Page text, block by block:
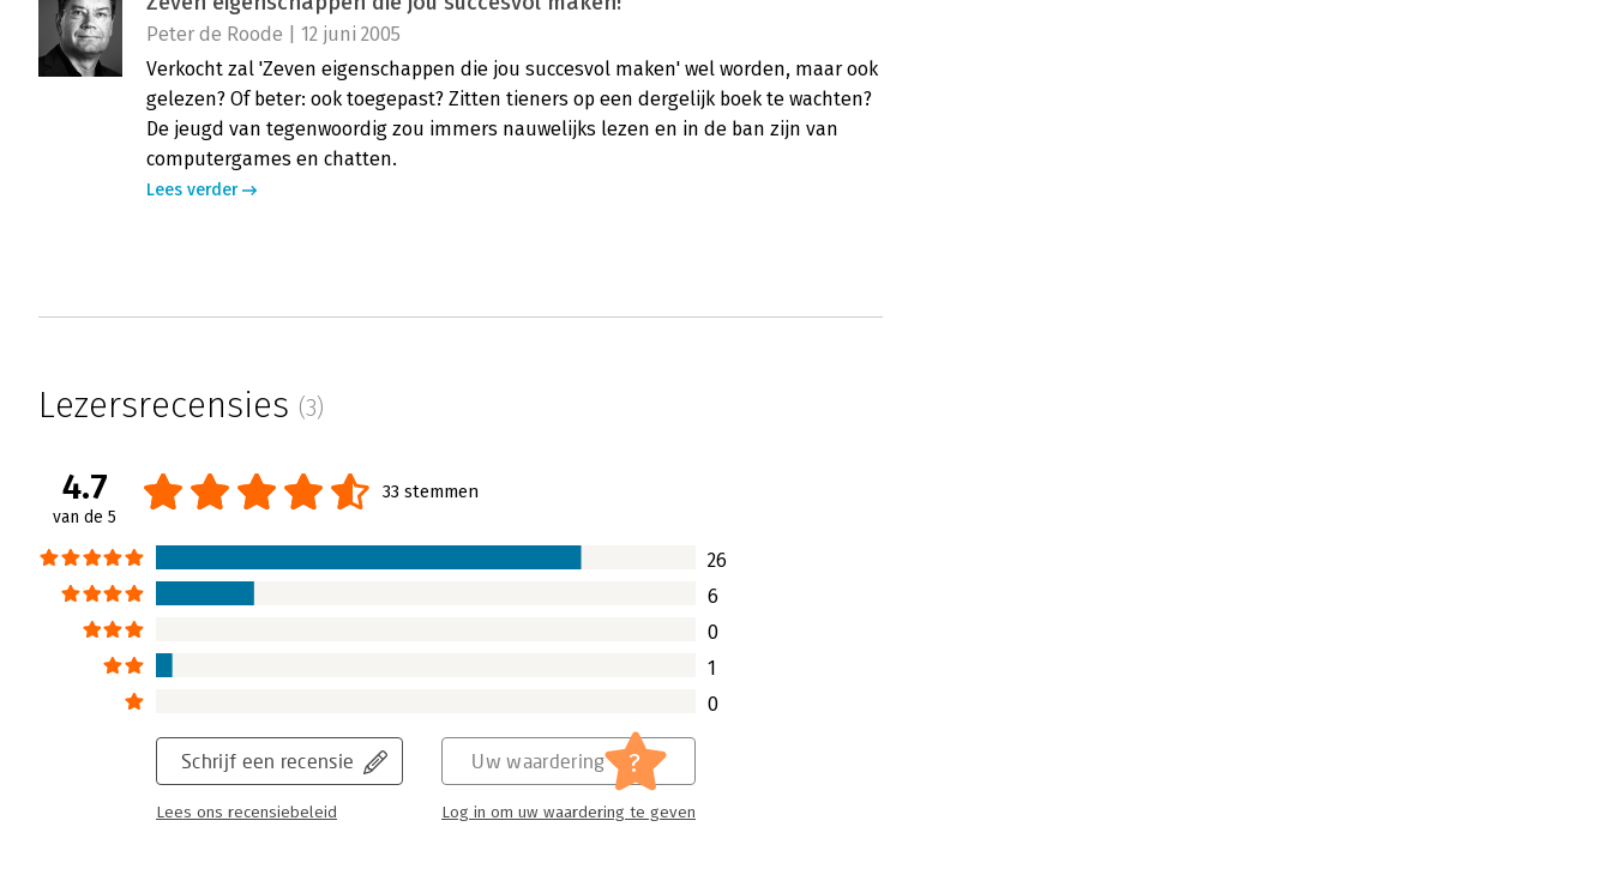
Peter de Roode | 12 juni 2005
Verkocht zal 'Zeven eigenschappen die jou succesvol maken' wel worden, maar ook
gelezen? Of beter: ook toegepast? Zitten tieners op een dergelijk boek te wachten?
De jeugd van tegenwoordig zou immers nauwelijks lezen en in de ban zijn van
computergames en chatten.
Lees verder
Lezersrecensies (3)
4.7
van de 5
33 stemmen
26
6
0
1
0
Schrijf een recensie
Lees ons recensiebeleid
Uw waardering ?
Log in om uw waardering te geven